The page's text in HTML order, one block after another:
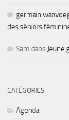
germain
des séniors
Sam dans Jeune
CATÉGORIES
Agenda